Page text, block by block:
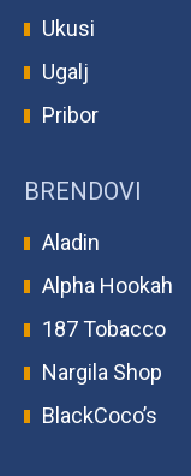
Ukusi
Ugalj
Pribor
BRENDOVI
Aladin
Alpha Hookah
187 Tobacco
Nargila Shop
BlackCoco’s